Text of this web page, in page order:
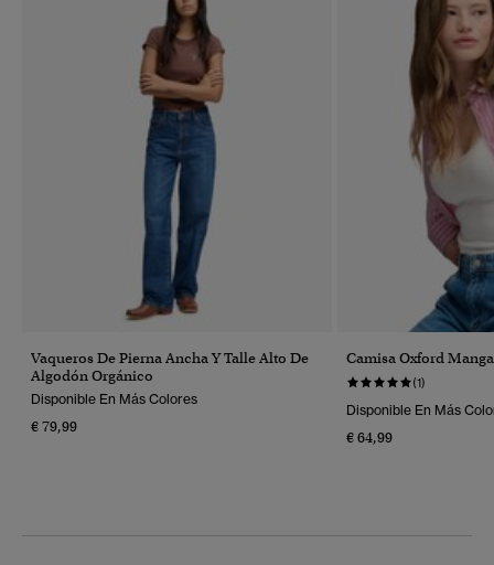
Vaqueros De Pierna Ancha Y Talle Alto De
Algodón Orgánico
Disponible En Más Colores
€ 79,99
Camisa Oxford
(1)
Disponible En Más
€ 64,99